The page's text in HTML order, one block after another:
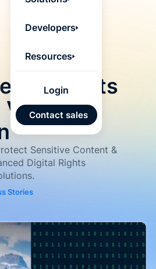
가져오
자동
콘텐츠
Developers
Resources
Login
Contact sales
Assets
Video
Sensitive Content &
Digital Rights
Stories